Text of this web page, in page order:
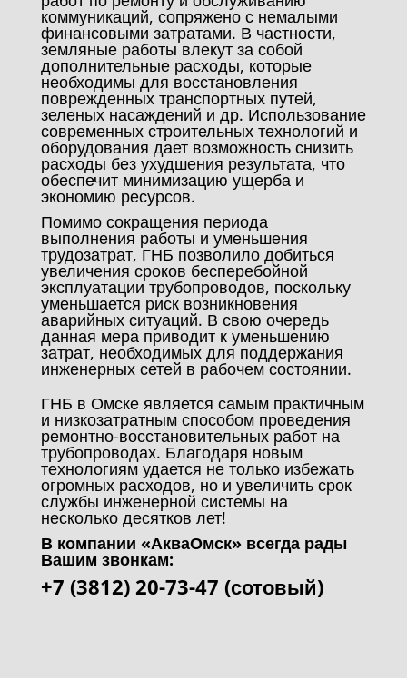
коммуникаций, сопряжено с немалыми
финансовыми затратами. В частности,
земляные работы влекут за собой
дополнительные расходы, которые
необходимы для восстановления
поврежденных транспортных путей,
зеленых насаждений и др. Использование
современных строительных технологий и
оборудования дает возможность снизить
расходы без ухудшения результата, что
обеспечит минимизацию ущерба и
экономию ресурсов.
Помимо сокращения периода
выполнения работы и уменьшения
трудозатрат, ГНБ позволило добиться
увеличения сроков бесперебойной
эксплуатации трубопроводов, поскольку
уменьшается риск возникновения
аварийных ситуаций. В свою очередь
данная мера приводит к уменьшению
затрат, необходимых для поддержания
инженерных сетей в рабочем состоянии.
ГНБ в Омске является самым практичным
и низкозатратным способом проведения
ремонтно-восстановительных работ на
трубопроводах. Благодаря новым
технологиям удается не только избежать
огромных расходов, но и увеличить срок
службы инженерной системы на
несколько десятков лет!
В компании «АкваОмск» всегда рады
Вашим звонкам:
+7 (3812) 20-73-47 (сотовый)